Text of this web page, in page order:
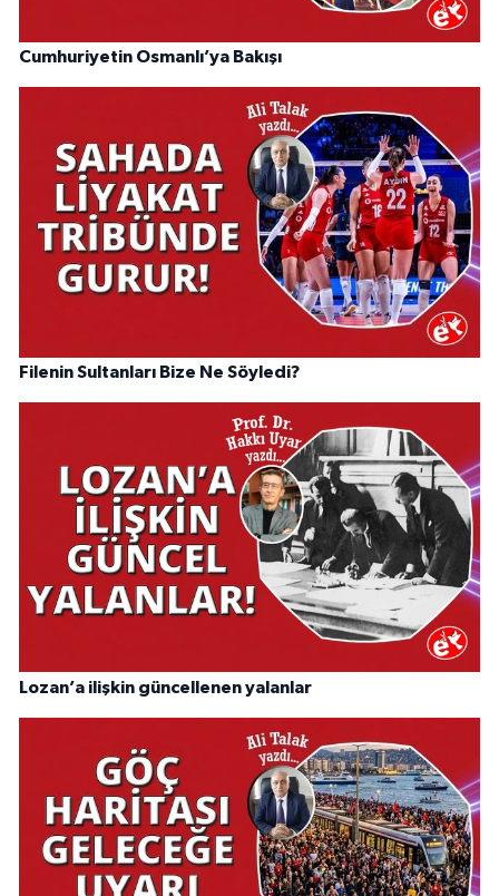
Cumhuriyetin Osmanlı’ya Bakışı
Filenin Sultanları Bize Ne Söyledi?
Lozan’a ilişkin güncellenen yalanlar